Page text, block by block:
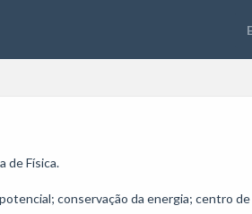
de Física.
conservação da energia; centro de